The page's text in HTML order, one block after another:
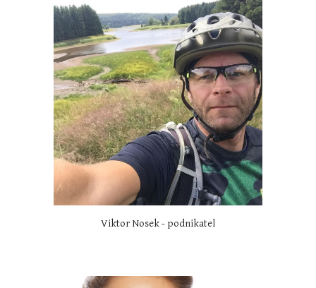
Viktor Nosek - podnikatel